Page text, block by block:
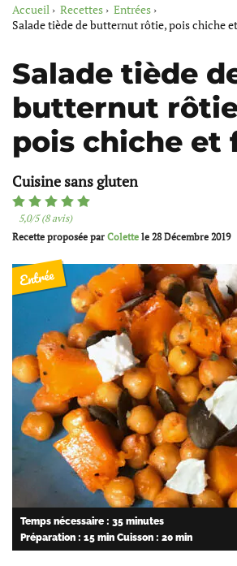
Accueil Recettes
Entrées
Salade tiède de butternut rôtie, pois chiche
Salade tiède
butternut
pois chiche et
Cuisine sans gluten
5,0/5 (8 avis)
Recette proposée par Colette le 28 Décembre 2019
Entrée
Temps nécessaire : 35 minutes
Préparation : 15 min Cuisson : 20 min